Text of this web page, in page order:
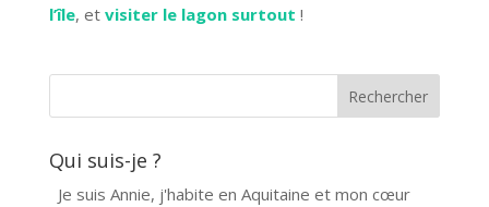
l’île, et visiter le lagon surtout !
Qui suis-je ?
Je suis Annie, j'habite en Aquitaine et mon cœur